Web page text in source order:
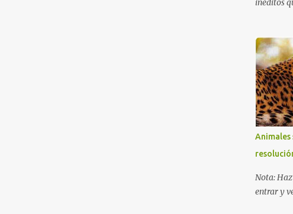
inéditos
gratuitas
que más
estos
es;
Reciban
distancia.
Nota:
entrar y